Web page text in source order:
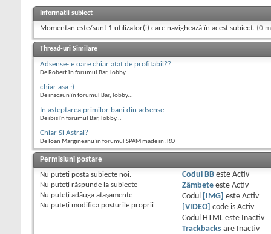
Informații subiect
Momentan este/sunt 1 utilizator(i) care navighează în acest subiect. (0
Thread-uri Similare
Adsense- e oare chiar atat de profitabil??
De Robert în forumul Bar, lobby...
chiar asa :)
De inscaun în forumul Bar, lobby...
In asteptarea primilor bani din adsense
De ibis în forumul Bar, lobby...
Chiar Si Astral?
De Ioan Margineanu în forumul SPAM made in .RO
Permisiuni postare
Nu puteţi posta subiecte noi.
Nu puteţi răspunde la subiecte
Nu puteţi adăuga ataşamente
Nu puteţi modifica posturile proprii
Codul BBeste Activ
Zâmbeteeste Activ
Codul
[IMG] este Activ
[VIDEO]
code is Activ
Codul HTML este
Inactiv
Trackbacksare
Inactiv